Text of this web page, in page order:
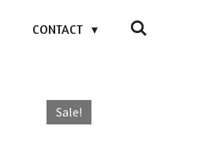
CONTACT
Sale!